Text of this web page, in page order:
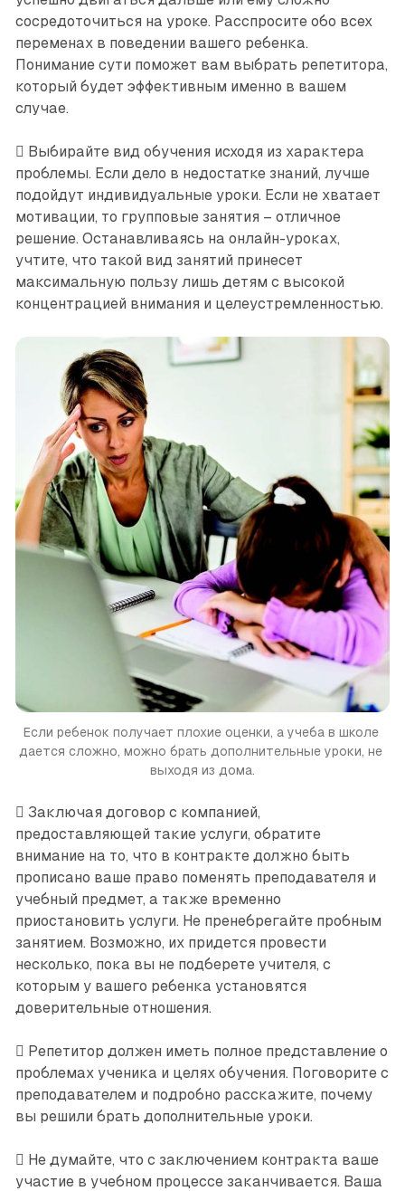
сосредоточиться на уроке. Расспросите обо всех
переменах в поведении вашего ребенка.
Понимание сути поможет вам выбрать репетитора,
который будет эффективным именно в вашем
случае.
 Выбирайте вид обучения исходя из характера
проблемы. Если дело в недостатке знаний, лучше
подойдут индивидуальные уроки. Если не хватает
мотивации, то групповые занятия – отличное
решение. Останавливаясь на онлайн-уроках,
учтите, что такой вид занятий принесет
максимальную пользу лишь детям с высокой
концентрацией внимания и целеустремленностью.
Если ребенок получает плохие оценки, а учеба в школе
дается сложно, можно брать дополнительные уроки, не
выходя из дома.
 Заключая договор с компанией,
предоставляющей такие услуги, обратите
внимание на то, что в контракте должно быть
прописано ваше право поменять преподавателя и
учебный предмет, а также временно
приостановить услуги. Не пренебрегайте пробным
занятием. Возможно, их придется провести
несколько, пока вы не подберете учителя, с
которым у вашего ребенка установятся
доверительные отношения.
 Репетитор должен иметь полное представление о
проблемах ученика и целях обучения. Поговорите с
преподавателем и подробно расскажите, почему
вы решили брать дополнительные уроки.
 Не думайте, что с заключением контракта ваше
участие в учебном процессе заканчивается. Ваша